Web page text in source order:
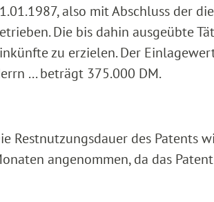
also mit Abschluss der
Die bis dahin ausgeübte
zu erzielen. Der
... beträgt 375.000 DM.
Restnutzungsdauer des Patents
angenommen, da das